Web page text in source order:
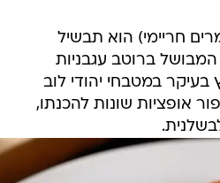
חריימי) הוא תבשיל
ברוטב עגבניות
במטבחי יהודי לוב
אופציות שונות להכנתו,